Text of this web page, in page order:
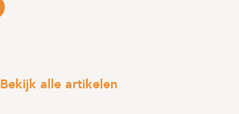
Bekijk alle artikelen